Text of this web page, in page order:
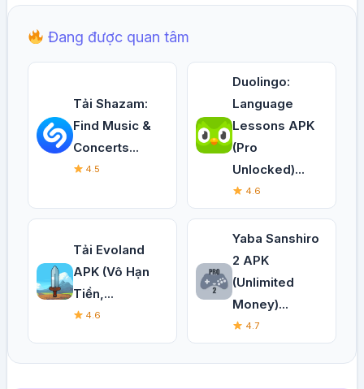
Đang được quan tâm
Tải Shazam:
Find Music &
Concerts...
4.5
Duolingo:
Language
Lessons APK
(Pro
Unlocked)...
4.6
Tải Evoland
APK (Vô Hạn
Tiền,...
4.6
Yaba Sanshiro
2 APK
(Unlimited
Money)...
4.7